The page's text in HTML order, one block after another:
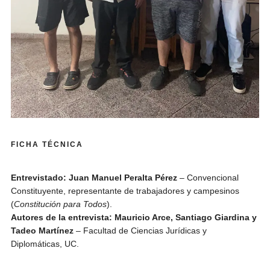
FICHA TÉCNICA
Entrevistado: Juan Manuel Peralta Pérez– Convencional
Constituyente, representante de trabajadores y campesinos
(Constitución para Todos).
Autores de la entrevista: Mauricio Arce, Santiago Giardina y
Tadeo Martínez – Facultad de Ciencias Jurídicas y
Diplomáticas, UC.